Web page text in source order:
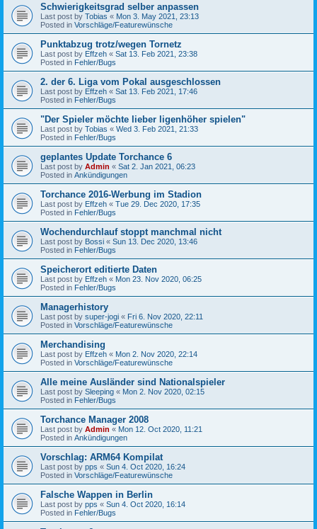
Schwierigkeitsgrad selber anpassen
Last post by Tobias « Mon 3. May 2021, 23:13
Posted in Vorschläge/Featurewünsche
Punktabzug trotz/wegen Tornetz
Last post by Effzeh « Sat 13. Feb 2021, 23:38
Posted in Fehler/Bugs
2. der 6. Liga vom Pokal ausgeschlossen
Last post by Effzeh « Sat 13. Feb 2021, 17:46
Posted in Fehler/Bugs
"Der Spieler möchte lieber ligenhöher spielen"
Last post by Tobias « Wed 3. Feb 2021, 21:33
Posted in Fehler/Bugs
geplantes Update Torchance 6
Last post by Admin « Sat 2. Jan 2021, 06:23
Posted in Ankündigungen
Torchance 2016-Werbung im Stadion
Last post by Effzeh « Tue 29. Dec 2020, 17:35
Posted in Fehler/Bugs
Wochendurchlauf stoppt manchmal nicht
Last post by Bossi « Sun 13. Dec 2020, 13:46
Posted in Fehler/Bugs
Speicherort editierte Daten
Last post by Effzeh « Mon 23. Nov 2020, 06:25
Posted in Fehler/Bugs
Managerhistory
Last post by super-jogi « Fri 6. Nov 2020, 22:11
Posted in Vorschläge/Featurewünsche
Merchandising
Last post by Effzeh « Mon 2. Nov 2020, 22:14
Posted in Vorschläge/Featurewünsche
Alle meine Ausländer sind Nationalspieler
Last post by Sleeping « Mon 2. Nov 2020, 02:15
Posted in Fehler/Bugs
Torchance Manager 2008
Last post by Admin « Mon 12. Oct 2020, 11:21
Posted in Ankündigungen
Vorschlag: ARM64 Kompilat
Last post by pps « Sun 4. Oct 2020, 16:24
Posted in Vorschläge/Featurewünsche
Falsche Wappen in Berlin
Last post by pps « Sun 4. Oct 2020, 16:14
Posted in Fehler/Bugs